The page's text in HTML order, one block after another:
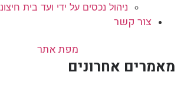
ניהול נכסים על ידי ועד בית חיצוני
צור קשר
מפת אתר
מאמרים אחרונים